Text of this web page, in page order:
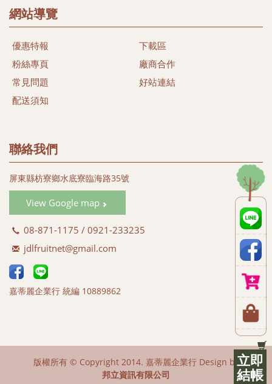
立即
結帳
多一項選擇，多一份體驗台灣漁米之鄉的好味道。
尊重自然土地生態，落實有機生活為目標、推行發展當地農漁
特產，希望能以微簿力量，為大家找尋當地健康安心好食材。
樂活生命盡一份心力。
#蜜彩蓮霧禮盒 (#彩色蓮霧禮盒)
#白翠玉蓮霧 (#綠色蓮霧)
#蜜彩黑金 (#飛彈蓮霧)
#蜜彩巴掌 (#巴掌蓮霧)
#蜜彩子彈 (#子彈蓮霧)
網站導覽
優惠特報
粉絲專頁
常見問題
配送須知
下載區
廠商合作
好站連結
聯絡我們
屏東縣枋寮鄉水底寮臨海路35號
View Google map
08-871-1175 / 0921-233235
jdlfruitnet@gmail.com
嘉蒂麗企業行 統編 10889862
版權所有 © Copyright 2014. 嘉蒂麗企業行 Design by
邦立資訊有限公司